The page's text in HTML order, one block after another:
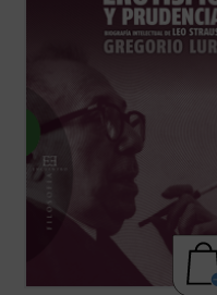
haber descubierto el «indiscutible carácter
falocrático» de su filosofía, quienes lo ven
como el constructor moderno del «mito de
la tradición» y quienes alimentan ...(ver